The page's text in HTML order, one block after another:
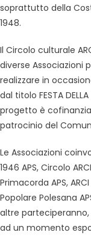
soprattutto della
1948.
Il Circolo culturale
diverse Associazioni
realizzare in
dal titolo FESTA DELLA
progetto è
patrocinio del
Le Associazioni
1946 APS, Circolo
Primacorda APS, ARCI
Popolare Polesana
altre
ad un momento